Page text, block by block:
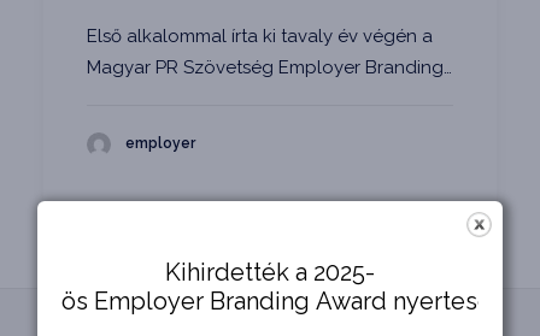
Első alkalommal írta ki tavaly év végén a
Magyar PR Szövetség Employer Branding…
employer
Kihirdették a 2025-
ös Employer Branding Award nyerteseit